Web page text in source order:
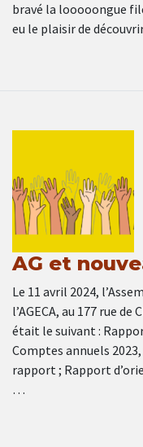
bravé la looooongue
eu le plaisir de
AG et
Le 11 avril 2024,
l’AGECA, au 177 rue
était le suivant :
Comptes annuels
rapport ; Rapport
…